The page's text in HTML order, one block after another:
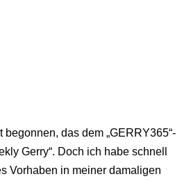
das dem „GERRY365“-
Gerry“. Doch ich habe schnell
Vorhaben in meiner damaligen